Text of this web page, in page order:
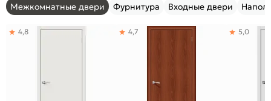
Межкомнатные двери Фурнитура Входные двери
4,8 4,7 5,0